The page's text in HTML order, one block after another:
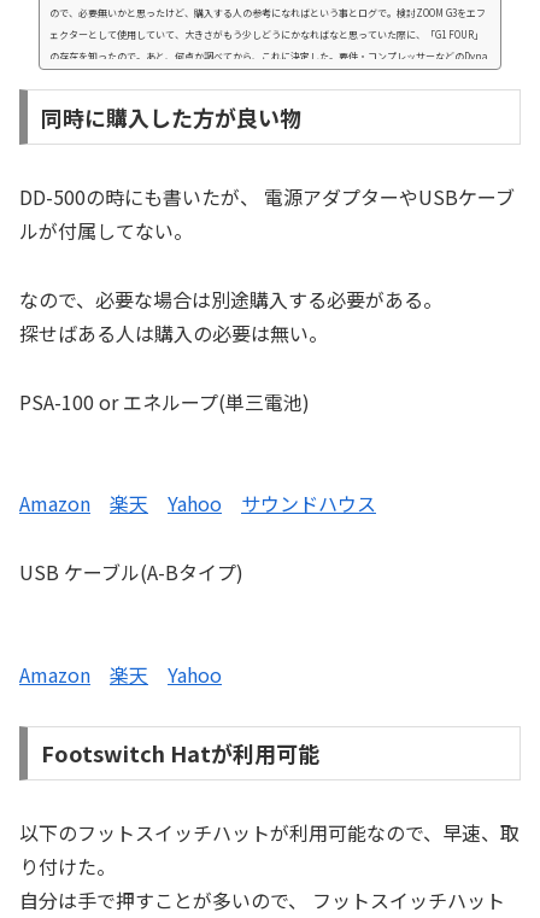
ので、必要無いかと思ったけど、購入する人の参考になればという事とログで。検討ZOOM G3をエフ
ェクターとして使用していて、大きさがもう少しどうにかなればなと思っていた際に、「G1 FOUR」
の存在を知ったので。あと、何点か調べてから、これに決定した。要件・コンプレッサーなどのDyna
同時に購入した方が良い物
DD-500の時にも書いたが、 電源アダプターやUSBケーブ
ルが付属してない。
なので、必要な場合は別途購入する必要がある。
探せばある人は購入の必要は無い。
PSA-100 or エネループ(単三電池)
Amazon 楽天 Yahoo サウンドハウス
USB ケーブル(A-Bタイプ)
Amazon 楽天 Yahoo
Footswitch Hatが利用可能
以下のフットスイッチハットが利用可能なので、早速、取
り付けた。
自分は手で押すことが多いので、 フットスイッチハット